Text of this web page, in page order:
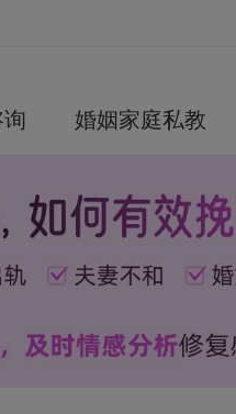
婚姻家庭私教